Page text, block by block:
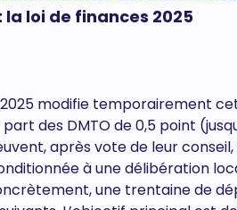
loi de finances 2025
2025 modifie temporairement
des DMTO de 0,5 point
après vote de leur
à une délibération
une trentaine de